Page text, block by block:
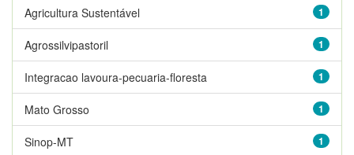
1
Agricultura Sustentável
1
Agrossilvipastoril
1
Integracao lavoura-pecuaria-floresta
1
Mato Grosso
1
Sinop-MT